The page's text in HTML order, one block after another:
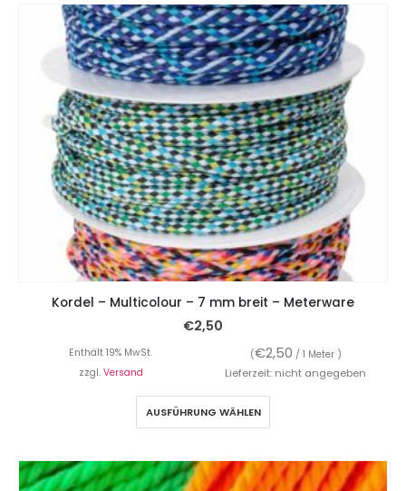
Kordel – Multicolour – 7 mm breit – Meterware
€2,50
Enthält 19% MwSt. (€2,50 / 1 Meter )
zzgl. Versand Lieferzeit: nicht angegeben
AUSFÜHRUNG WÄHLEN